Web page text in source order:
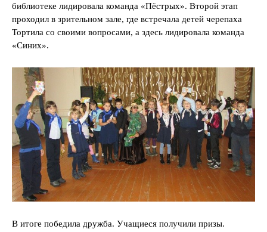
библиотеке лидировала команда «Пёстрых». Второй этап
проходил в зрительном зале, где встречала детей черепаха
Тортила со своими вопросами, а здесь лидировала команда
«Синих».
В итоге победила дружба. Учащиеся получили призы.